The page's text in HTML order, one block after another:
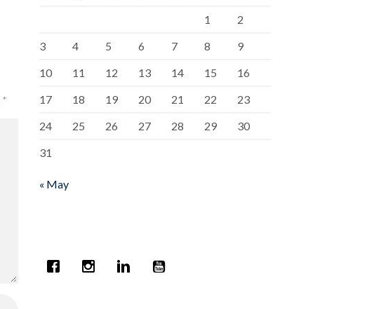
*
1
2
3
4 5 6 7 8
9
10
11 12 13 14 15
16
17
18 19 20 21 22
23
24
25 26 27 28 29
30
31
« May